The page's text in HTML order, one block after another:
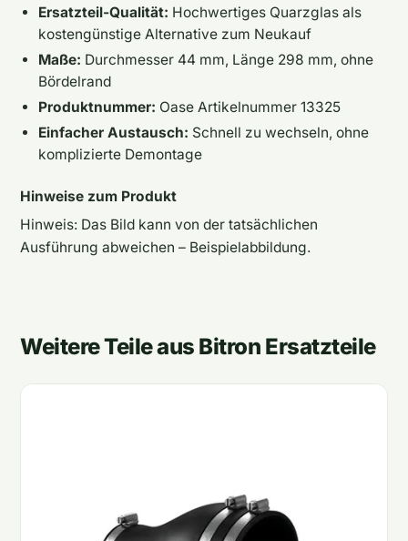
Ersatzteil-Qualität: Hochwertiges Quarzglas als
kostengünstige Alternative zum Neukauf
Maße: Durchmesser 44 mm, Länge 298 mm, ohne
Bördelrand
Produktnummer: Oase Artikelnummer 13325
Einfacher Austausch: Schnell zu wechseln, ohne
komplizierte Demontage
Hinweise zum Produkt
Hinweis: Das Bild kann von der tatsächlichen
Ausführung abweichen – Beispielabbildung.
Weitere Teile aus Bitron Ersatzteile